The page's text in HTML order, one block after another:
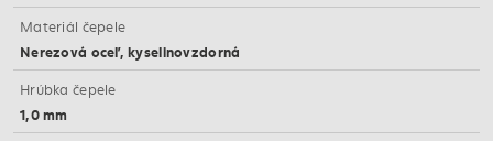
Materiál čepele
Nerezová oceľ, kyselinovzdorná
Hrúbka čepele
1,0 mm